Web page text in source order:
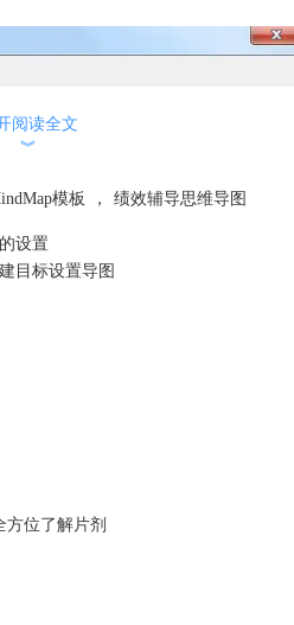
统，来对个人进行的一个优劣势分
、及熟练技能的展示。
阅读全文
︾
模板 ， 绩效辅导思维导图
设置
目标设置导图
方位了解片剂